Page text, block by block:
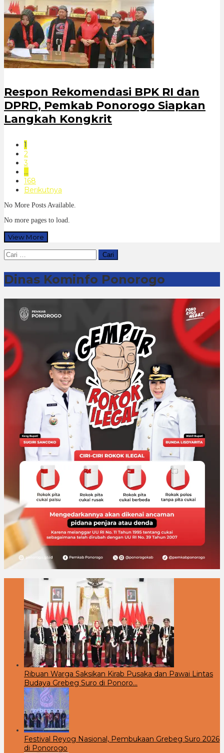
Respon Rekomendasi BPK RI dan
DPRD, Pemkab Ponorogo Siapkan
Langkah Kongkrit
1
2
3
…
168
Berikutnya
No More Posts Available.
No more pages to load.
View More
Cari
untuk:
Dinas Kominfo Ponorogo
Ribuan Warga Saksikan Kirab Pusaka dan Pawai Lintas
Budaya Grebeg Suro di Ponoro…
Festival Reyog Nasional, Pembukaan Grebeg Suro 2026
di Ponorogo